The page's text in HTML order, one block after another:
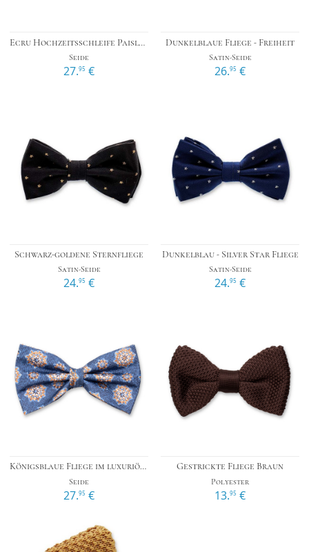
Ecru Hochzeitsschleife Paisley
Seide
27.95 €
Dunkelblaue Fliege - Freiheit
Satin-Seide
26.95 €
Schwarz-goldene Sternfliege
Satin-Seide
24.95 €
Dunkelblau - Silver Star Fliege
Satin-Seide
24.95 €
Königsblaue Fliege im luxuriösen Design
Seide
27.95 €
Gestrickte Fliege Braun
Polyester
13.95 €